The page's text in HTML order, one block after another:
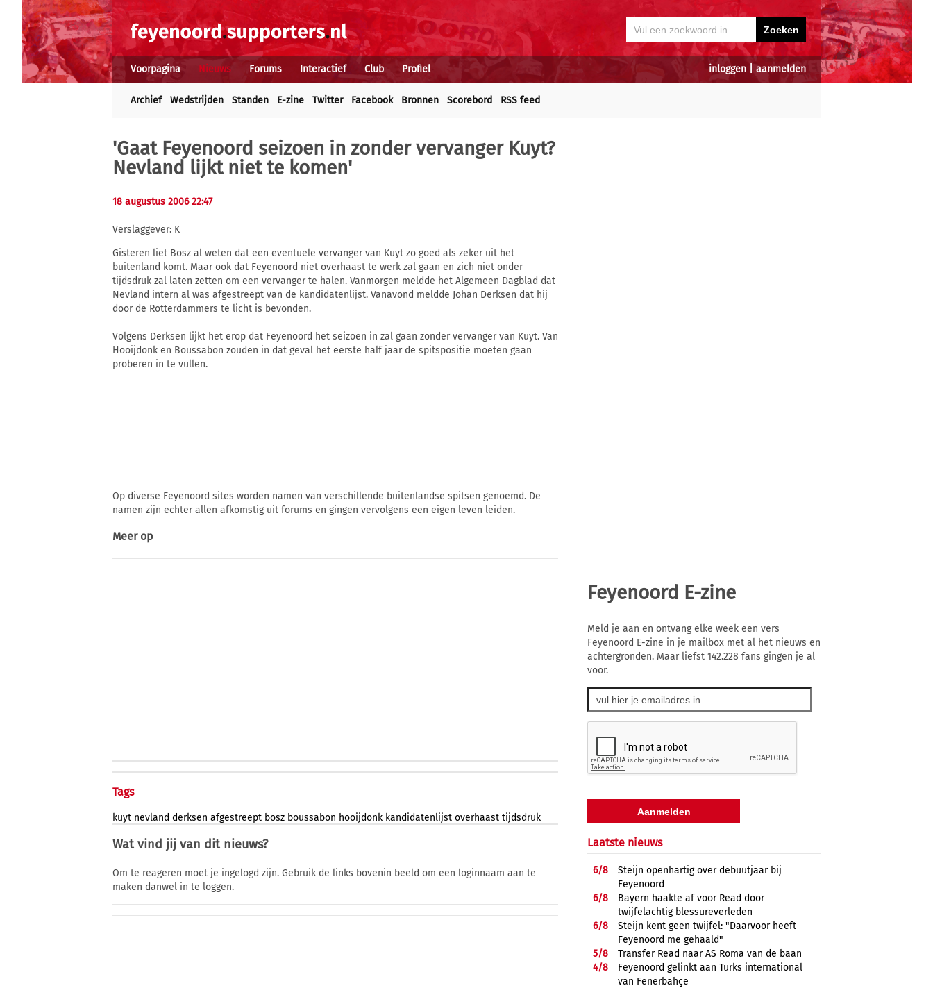
inloggen aanmelden
Voorpagina Nieuws Forums Interactief Club Profiel
Archief Wedstrijden Standen E-zine Twitter Facebook Bronnen Scorebord RSS feed
'Gaat Feyenoord seizoen in zonder vervanger Kuyt?
Nevland lijkt niet te komen'
18 augustus 2006 22:47
Verslaggever: K
Gisteren liet Bosz al weten dat een eventuele vervanger van Kuyt zo goed als zeker uit het
buitenland komt. Maar ook dat Feyenoord niet overhaast te werk zal gaan en zich niet onder
tijdsdruk zal laten zetten om een vervanger te halen. Vanmorgen meldde het Algemeen Dagblad dat
Nevland intern al was afgestreept van de kandidatenlijst. Vanavond meldde Johan Derksen dat hij
door de Rotterdammers te licht is bevonden.
Volgens Derksen lijkt het erop dat Feyenoord het seizoen in zal gaan zonder vervanger van Kuyt. Van
Hooijdonk en Boussabon zouden in dat geval het eerste half jaar de spitspositie moeten gaan
proberen in te vullen.
Op diverse Feyenoord sites worden namen van verschillende buitenlandse spitsen genoemd. De
namen zijn echter allen afkomstig uit forums en gingen vervolgens een eigen leven leiden.
Meer op
Tags
kuyt nevland derksen afgestreept bosz boussabon hooijdonk kandidatenlijst overhaast tijdsdruk
Wat vind jij van dit nieuws?
Om te reageren moet je ingelogd zijn. Gebruik de links bovenin beeld om een loginnaam aan te
maken danwel in te loggen.
Feyenoord E-zine
Meld je aan en ontvang elke week een vers
Feyenoord E-zine in je mailbox met al het nieuws en
achtergronden. Maar liefst 142.228 fans gingen je al
voor.
Laatste nieuws
6/8
Steijn openhartig over debuutjaar bij
Feyenoord
6/8
Bayern haakte af voor Read door
twijfelachtig blessureverleden
6/8
Steijn kent geen twijfel: "Daarvoor heeft
Feyenoord me gehaald"
5/8
Transfer Read naar AS Roma van de baan
4/8
Feyenoord gelinkt aan Turks international
van Fenerbahçe